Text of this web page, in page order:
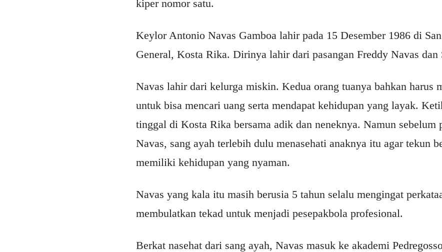
kiper nomor satu.
Keylor Antonio Navas Gamboa lahir pada 15 Desember 1986 di
General, Kosta Rika. Dirinya lahir dari pasangan Freddy Navas dan
Navas lahir dari kelurga miskin. Kedua orang tuanya bahkan harus
untuk bisa mencari uang serta mendapat kehidupan yang layak.
tinggal di Kosta Rika bersama adik dan neneknya. Namun sebelum
Navas, sang ayah terlebih dulu menasehati anaknya itu agar tekun
memiliki kehidupan yang nyaman.
Navas yang kala itu masih berusia 5 tahun selalu mengingat
membulatkan tekad untuk menjadi pesepakbola profesional.
Berkat nasehat dari sang ayah, Navas masuk ke akademi